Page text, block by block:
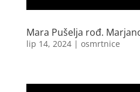
Mara Pušelja rođ.
lip 14, 2024| osmrtnice